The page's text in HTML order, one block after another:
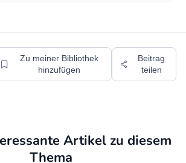
Zu meiner Bibliothek
hinzufügen
Beitrag
teilen
Artikel zu diesem
Thema